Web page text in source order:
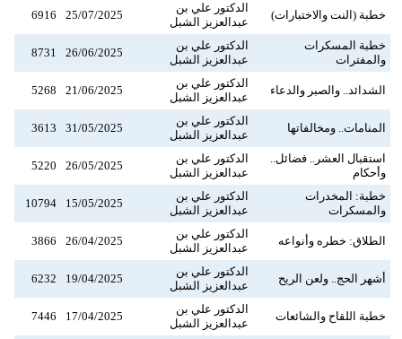
خطبة (النت والاختبارات)
الدكتور علي بن
عبدالعزيز الشبل
25/07/2025
6916
خطبة المسكرات
والمفترات
الدكتور علي بن
عبدالعزيز الشبل
26/06/2025
8731
الشدائد.. والصبر والدعاء
الدكتور علي بن
عبدالعزيز الشبل
21/06/2025
5268
المنامات.. ومخالفاتها
الدكتور علي بن
عبدالعزيز الشبل
31/05/2025
3613
استقبال العشر.. فضائل..
وأحكام
الدكتور علي بن
عبدالعزيز الشبل
26/05/2025
5220
خطبة: المخدرات
والمسكرات
الدكتور علي بن
عبدالعزيز الشبل
15/05/2025
10794
الطلاق: خطره وأنواعه
الدكتور علي بن
عبدالعزيز الشبل
26/04/2025
3866
أشهر الحج.. ولعن الريح
الدكتور علي بن
عبدالعزيز الشبل
19/04/2025
6232
خطبة اللقاح والشائعات
الدكتور علي بن
عبدالعزيز الشبل
17/04/2025
7446